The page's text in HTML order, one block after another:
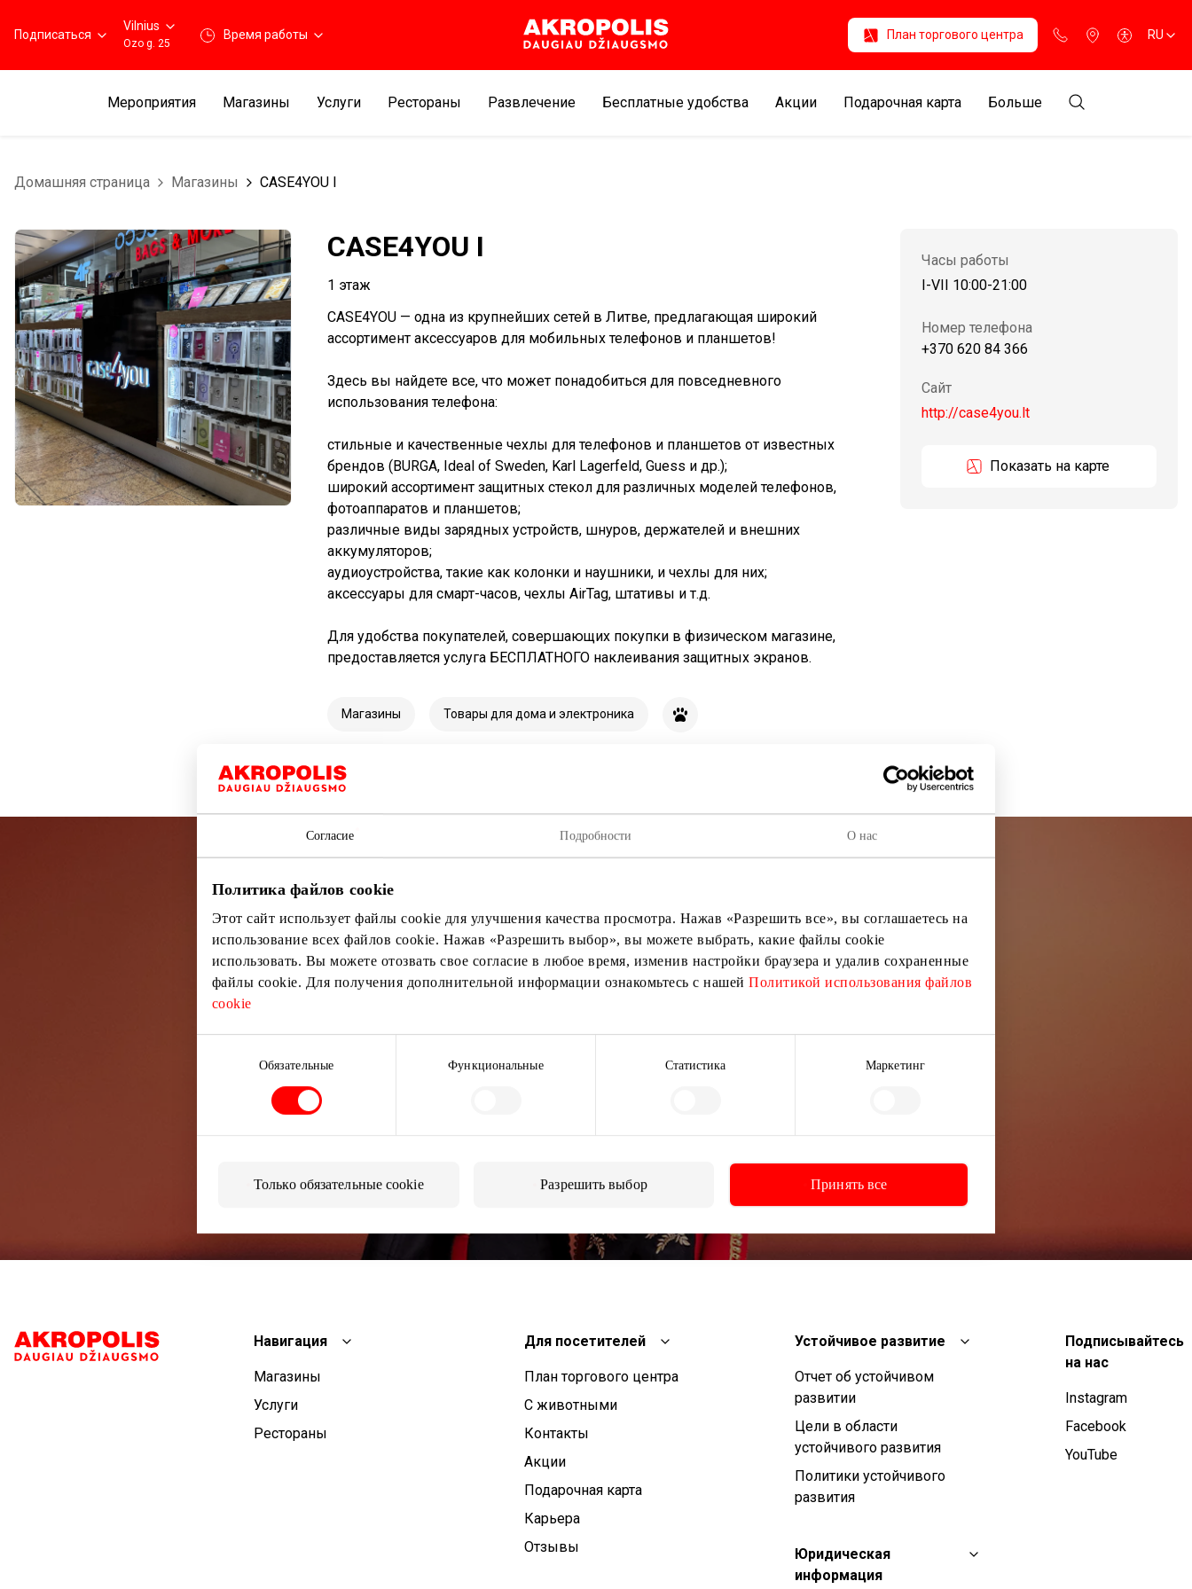
Согласие Подробности О нас
Политика файлов cookie
Этот сайт использует файлы cookie для улучшения качества просмотра. Нажав «Разрешить все», вы соглашаетесь на
использование всех файлов cookie. Нажав «Разрешить выбор», вы можете выбрать, какие файлы cookie
использовать. Вы можете отозвать свое согласие в любое время, изменив настройки браузера и удалив сохраненные
файлы cookie. Для получения дополнительной информации ознакомьтесь с нашейПолитикой использования файлов
cookie
Обязательные Функциональные Статистика Маркетинг
Только обязательные cookie Разрешить выбор Принять все
Подписаться
Vilnius
Ozo g. 25
Время работы План торгового центра RU
Мероприятия Магазины Услуги Рестораны Развлечение Бесплатные удобства Aкции Подарочная карта Больше
Домашняя страница Магазины CASE4YOU I
CASE4YOU I
1 этаж
CASE4YOU — одна из крупнейших сетей в Литве, предлагающая широкий
ассортимент аксессуаров для мобильных телефонов и планшетов!
Здесь вы найдете все, что может понадобиться для повседневного
использования телефона:
стильные и качественные чехлы для телефонов и планшетов от известных
брендов (BURGA, Ideal of Sweden, Karl Lagerfeld, Guess и др.);
широкий ассортимент защитных стекол для различных моделей телефонов,
фотоаппаратов и планшетов;
различные виды зарядных устройств, шнуров, держателей и внешних
аккумуляторов;
аудиоустройства, такие как колонки и наушники, и чехлы для них;
аксессуары для смарт-часов, чехлы AirTag, штативы и т.д.
Для удобства покупателей, совершающих покупки в физическом магазине,
предоставляется услуга БЕСПЛАТНОГО наклеивания защитных экранов.
Магазины Товары для дома и электроника
Часы работы
I-VII 10:00-21:00
Номер телефона
+370 620 84 366
Сайт
http://case4you.lt
Показать на карте
Подписывайтесь на рассылку новостей
Узнайте первыми о лучших предложениях, мероприятиях и самой свежей информации
от торгового центра AKROPOLIS.
вам исполнилось 13 лет.
Навигация
Магазины
Услуги
Рестораны
Для посетителей
План торгового центра
С животными
Контакты
Aкции
Подарочная карта
Карьера
Отзывы
Устойчивое развитие
Отчет об устойчивом
развитии
Цели в области
устойчивого развития
Политики устойчивого
развития
Юридическая
информация
Подписывайтесь
на нас
Instagram
Facebook
YouTube